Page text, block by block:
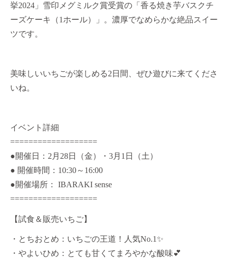
挙2024」雪印メグミルク賞受賞の「香る焼き芋バスクチ
ーズケーキ（1ホール）」。濃厚でなめらかな絶品スイー
ツです。
美味しいいちごが楽しめる2日間、ぜひ遊びに来てくださ
いね。
イベント詳細
===================
●開催日：2月28日（金）・3月1日（土）
● 開催時間：10:30～16:00
●開催場所： IBARAKI sense
===================
【試食＆販売いちご】
・とちおとめ：いちごの王道！人気No.1✨
・やよいひめ：とても甘くてまろやかな酸味💕